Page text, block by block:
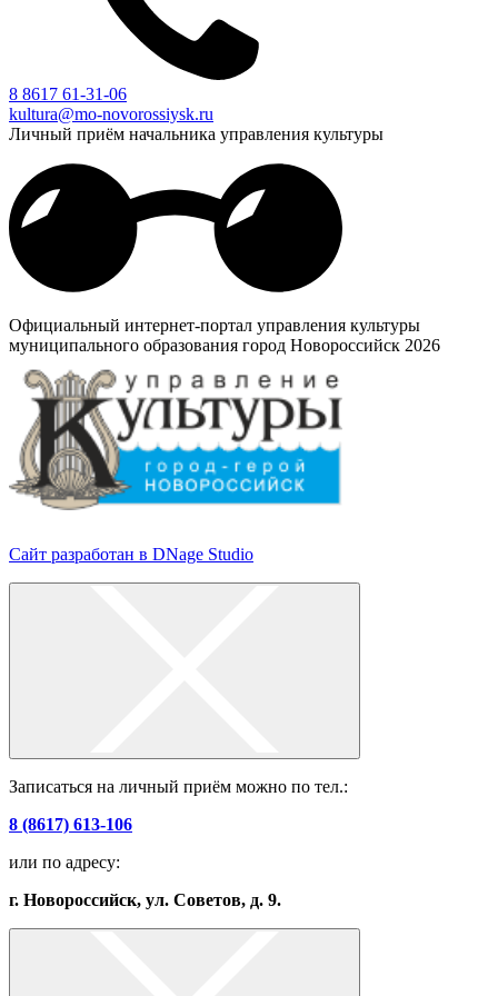
8 8617 61-31-06
kultura@mo-novorossiysk.ru
Личный приём начальника управления культуры
Официальный интернет-портал управления культуры
муниципального образования город Новороссийск 2026
Сайт разработан в DNage Studio
Записаться на личный приём можно по тел.:
8 (8617) 613-106
или по адресу:
г. Новороссийск, ул. Советов, д. 9.